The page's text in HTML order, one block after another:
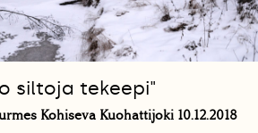
siltoja tekeepi"
Kohiseva Kuohattijoki 10.12.2018